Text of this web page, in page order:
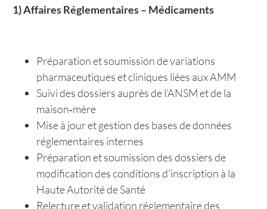
1) Affaires Réglementaires – Médicaments
Préparation et soumission de variations
pharmaceutiques et cliniques liées aux AMM
Suivi des dossiers auprès de l’ANSM et de la
maison‑mère
Mise à jour et gestion des bases de données
réglementaires internes
Préparation et soumission des dossiers de
modification des conditions d’inscription à la
Haute Autorité de Santé
Relecture et validation réglementaire des